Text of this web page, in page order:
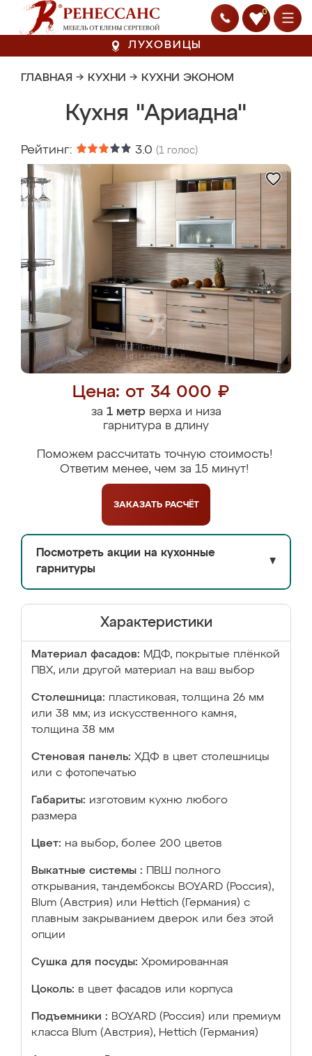
0
ЛУХОВИЦЫ
ГЛАВНАЯ → КУХНИ → КУХНИ ЭКОНОМ
Кухня "Ариадна"
Рейтинг: 3.0 (1 голос)
Цена: от 34 000 ₽
за 1 метрверха и низа
гарнитура в длину
Поможем рассчитать точную стоимость!
Ответим менее, чем за 15 минут!
ЗАКАЗАТЬ РАСЧЁТ
Посмотреть акции на кухонные
гарнитуры
▼
Характеристики
Материал фасадов: МДФ, покрытые плёнкой
ПВХ, или другой материал на ваш выбор
Столешница: пластиковая, толщина 26 мм
или 38 мм; из искусственного камня,
толщина 38 мм
Стеновая панель: ХДФ в цвет столешницы
или с фотопечатью
Габариты: изготовим кухню любого
размера
Цвет: на выбор, более 200 цветов
Выкатные системы :
ПВШ полного
открывания, тандембоксы BOYARD (Россия),
Blum (Австрия) или Hettich (Германия) с
плавным закрыванием дверок или без этой
опции
Сушка для посуды: Хромированная
Цоколь: в цвет фасадов или корпуса
Подъемники : BOYARD (Россия) или премиум
класса Blum (Австрия), Hettich (Германия)